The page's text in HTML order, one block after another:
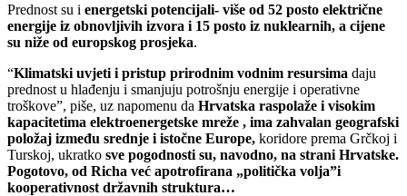
Prednost su i energetski potencijali- više od 52 posto električne
energije iz obnovljivih izvora i 15 posto iz nuklearnih, a cijene
su niže od europskog prosjeka.
“Klimatski uvjeti i pristup prirodnim vodnim resursima daju
prednost u hlađenju i smanjuju potrošnju energije i operativne
troškove”, piše, uz napomenu da Hrvatska raspolaže i visokim
kapacitetima elektroenergetske mreže , ima zahvalan geografski
položaj između srednje i istočne Europe, koridore prema Grčkoj i
Turskoj, ukratko sve pogodnosti su, navodno, na strani Hrvatske.
Pogotovo, od Richa već apotrofirana „politička volja”i
kooperativnost državnih struktura…